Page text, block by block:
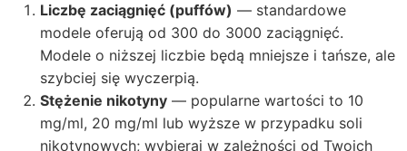
Liczbę zaciągnięć (puffów) — standardowe
modele oferują od 300 do 3000 zaciągnięć.
Modele o niższej liczbie będą mniejsze i tańsze, ale
szybciej się wyczerpią.
Stężenie nikotyny — popularne wartości to 10
mg/ml, 20 mg/ml lub wyższe w przypadku soli
nikotynowych; wybieraj w zależności od Twoich